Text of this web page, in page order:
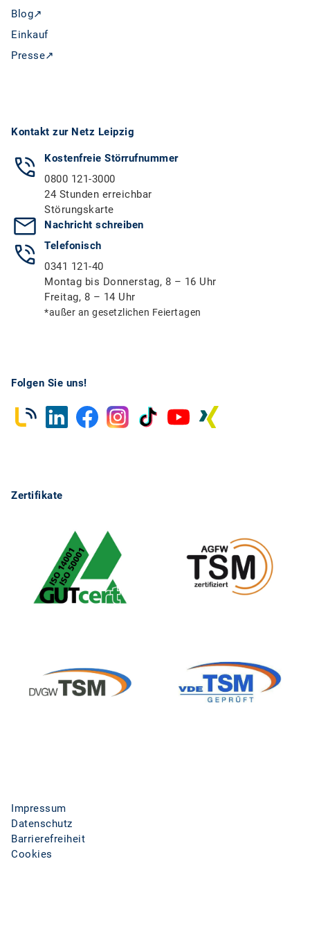
Blog↗
Einkauf
Presse↗
Kontakt zur Netz Leipzig
Kostenfreie Störrufnummer
0800 121-3000
24 Stunden erreichbar
Störungskarte
Nachricht schreiben
Telefonisch
0341 121-40
Montag bis Donnerstag, 8 – 16 Uhr
Freitag, 8 – 14 Uhr
*außer an gesetzlichen Feiertagen
Folgen Sie uns!
Zertifikate
Impressum
Datenschutz
Barrierefreiheit
Cookies